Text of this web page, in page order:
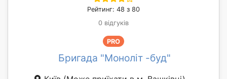
Рейтинг: 48 з 80
0 відгуків
PRO
Бригада "Моноліт -буд"